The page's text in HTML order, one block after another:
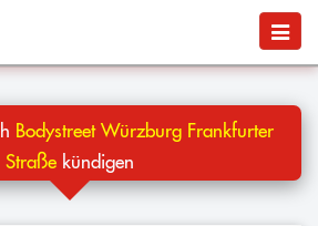
Menü
Bodystreet Würzburg Frankfurter
Straße kündigen